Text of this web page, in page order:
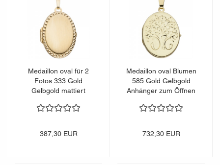
Medaillon oval für 2
Fotos 333 Gold
Gelbgold mattiert
387,30 EUR
Medaillon oval Blumen
585 Gold Gelbgold
Anhänger zum Öffnen
732,30 EUR